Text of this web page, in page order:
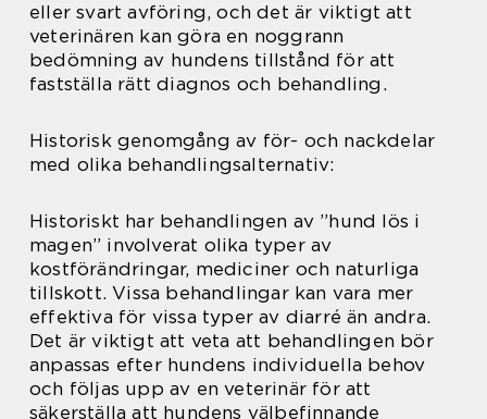
eller svart avföring, och det är viktigt att
veterinären kan göra en noggrann
bedömning av hundens tillstånd för att
fastställa rätt diagnos och behandling.
Historisk genomgång av för- och nackdelar
med olika behandlingsalternativ:
Historiskt har behandlingen av ”hund lös i
magen” involverat olika typer av
kostförändringar, mediciner och naturliga
tillskott. Vissa behandlingar kan vara mer
effektiva för vissa typer av diarré än andra.
Det är viktigt att veta att behandlingen bör
anpassas efter hundens individuella behov
och följas upp av en veterinär för att
säkerställa att hundens välbefinnande